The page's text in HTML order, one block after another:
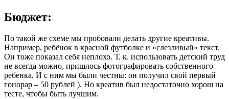
Бюджет:
По такой же схеме мы пробовали делать другие креативы.
Например, ребёнок в красной футболке и «слезливый» текст.
Он тоже показал себя неплохо. Т. к. использовать детский труд
не всегда можно, пришлось фотографировать собственного
ребенка. И с ним мы были честны: он получил свой первый
гонорар – 50 рублей ). Но креатив был недостаточно хорош на
тесте, чтобы быть лучшим.